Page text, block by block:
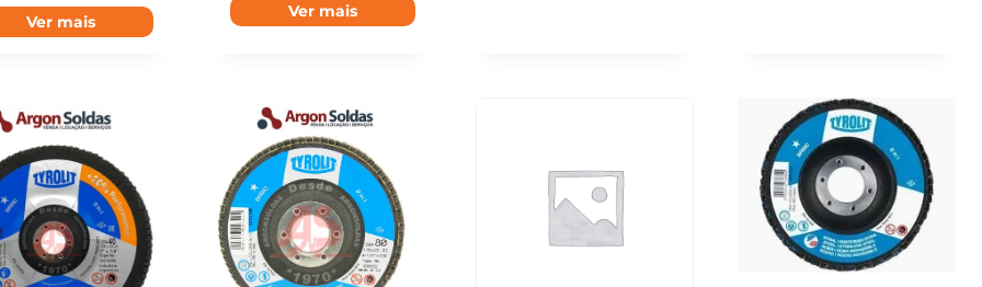
Ver mais
Ver mais